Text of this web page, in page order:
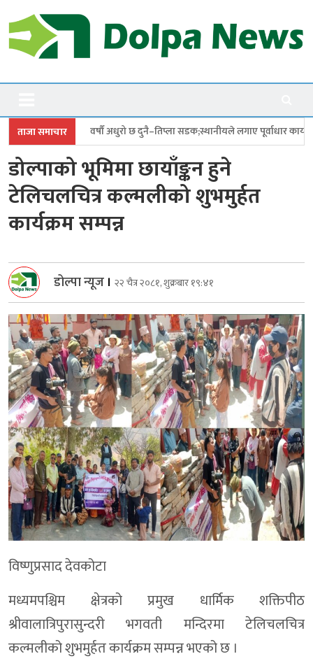
to
content
Dolpanews
ताजा समाचार
दुनै–तिप्ला सडक;स्थानीयले लगाए पूर्वाधार कार्यालयमा ताला छत्र शाहीको
डोल्पाको भूमिमा छायाँङ्कन हुने
टेलिचलचित्र कल्मलीको शुभमुर्हत
कार्यक्रम सम्पन्न
डोल्पा न्यूज । २२ चैत्र २०८१, शुक्रबार १९:४१
विष्णुप्रसाद देवकोटा
मध्यमपश्चिम क्षेत्रको प्रमुख धार्मिक शक्तिपीठ
श्रीवालात्रिपुरासुन्दरी भगवती मन्दिरमा टेलिचलचित्र
कल्मलीको शुभमुर्हत कार्यक्रम सम्पन्न भएको छ ।